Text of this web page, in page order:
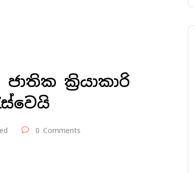
ක්‍රියාකාරි
0 Comments